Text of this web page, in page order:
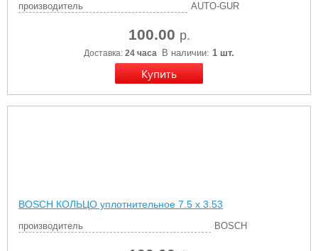
производитель AUTO-GUR
100.00 р.
Доставка: 24 часа В наличии: 1 шт.
BOSCH КОЛЬЦО уплотнительное 7.5 x 3.53
производитель BOSCH